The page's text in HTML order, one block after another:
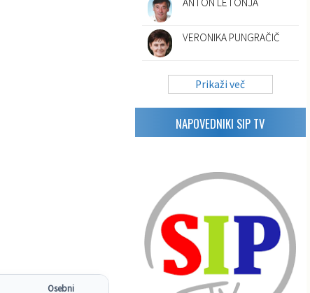
Osebni
VERONIKA PUNGRAČIČ
Prikaži več
NAPOVEDNIKI SIP TV